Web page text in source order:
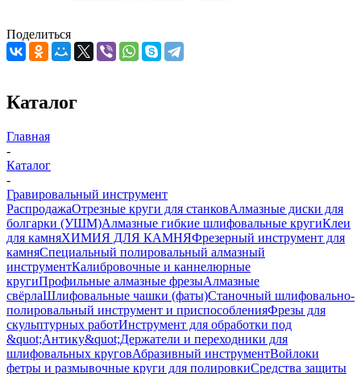
Поделиться
Каталог
Главная
-
Каталог
-
Гравировальный инструмент
РаспродажаОтрезные круги для станковАлмазные диски для
болгарки (УШМ)Алмазные гибкие шлифовальные кругиКлеи
для камняХИМИЯ ДЛЯ КАМНЯФрезерный инструмент для
камняСпециальный полировальный алмазный
инструментКалибровочные и каннелюрные
кругиПрофильные алмазные фрезыАлмазные
свёрлаШлифовальные чашки (фаты)Станочный шлифовально-
полировальный инструмент и приспособленияФрезы для
скульптурных работИнструмент для обработки под
&quot;Антику&quot;Держатели и переходники для
шлифовальных круговАбразивный инструментВойлоки
фетры и размывочные круги для полировкиСредства защиты